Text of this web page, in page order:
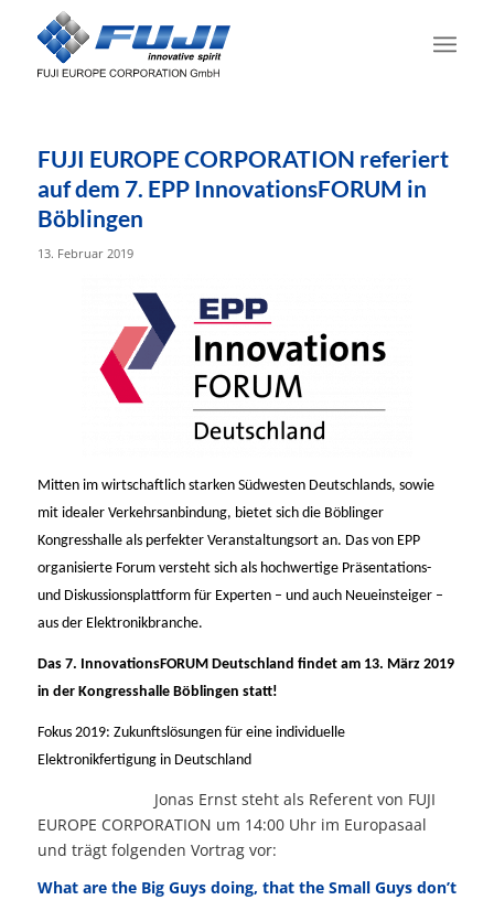
FUJI EUROPE CORPORATION referiert
auf dem 7. EPP InnovationsFORUM in
Böblingen
13. Februar 2019
Mitten im wirtschaftlich starken Südwesten Deutschlands, sowie
mit idealer Verkehrsanbindung, bietet sich die Böblinger
Kongresshalle als perfekter Veranstaltungsort an. Das von EPP
organisierte Forum versteht sich als hochwertige Präsentations-
und Diskussionsplattform für Experten – und auch Neueinsteiger –
aus der Elektronikbranche.
Das 7. InnovationsFORUM Deutschland findet am 13. März 2019
in der Kongresshalle Böblingen statt!
Fokus 2019: Zukunftslösungen für eine individuelle
Elektronikfertigung in Deutschland
Jonas Ernst steht als Referent von FUJI
EUROPE CORPORATION um 14:00 Uhr im Europasaal
und trägt folgenden Vortrag vor:
What are the Big Guys doing, that the Small Guys don’t